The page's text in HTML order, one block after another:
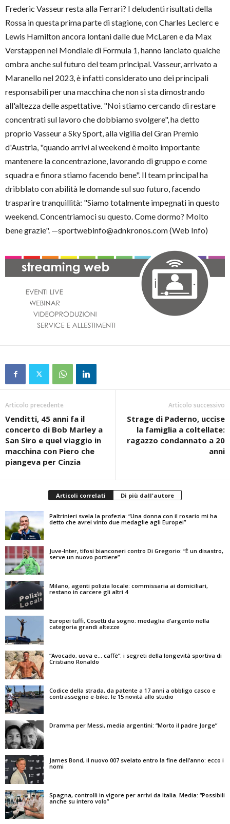
Frederic Vasseur resta alla Ferrari? I deludenti risultati della
Rossa in questa prima parte di stagione, con Charles Leclerc e
Lewis Hamilton ancora lontani dalle due McLaren e da Max
Verstappen nel Mondiale di Formula 1, hanno lanciato qualche
ombra anche sul futuro del team principal. Vasseur, arrivato a
Maranello nel 2023, è infatti considerato uno dei principali
responsabili per una macchina che non si sta dimostrando
all'altezza delle aspettative. "Noi stiamo cercando di restare
concentrati sul lavoro che dobbiamo svolgere", ha detto
proprio Vasseur a Sky Sport, alla vigilia del Gran Premio
d'Austria, "quando arrivi al weekend è molto importante
mantenere la concentrazione, lavorando di gruppo e come
squadra e finora stiamo facendo bene". Il team principal ha
dribblato con abilità le domande sul suo futuro, facendo
trasparire tranquillità: "Siamo totalmente impegnati in questo
weekend. Concentriamoci su questo. Come dormo? Molto
bene grazie". —sportwebinfo@adnkronos.com (Web Info)
Articolo precedente
Venditti, 45 anni fa il
concerto di Bob Marley a
San Siro e quel viaggio in
macchina con Piero che
piangeva per Cinzia
Articolo successivo
Strage di Paderno, uccise
la famiglia a coltellate:
ragazzo condannato a 20
anni
Articoli correlati Di più dall'autore
Paltrinieri svela la profezia: “Una donna con il rosario mi ha
detto che avrei vinto due medaglie agli Europei”
Juve-Inter, tifosi bianconeri contro Di Gregorio: “È un disastro,
serve un nuovo portiere”
Milano, agenti polizia locale: commissaria ai domiciliari,
restano in carcere gli altri 4
Europei tuffi, Cosetti da sogno: medaglia d’argento nella
categoria grandi altezze
“Avocado, uova e… caffè”: i segreti della longevità sportiva di
Cristiano Ronaldo
Codice della strada, da patente a 17 anni a obbligo casco e
contrassegno e-bike: le 15 novità allo studio
Dramma per Messi, media argentini: “Morto il padre Jorge”
James Bond, il nuovo 007 svelato entro la fine dell’anno: ecco i
nomi
Spagna, controlli in vigore per arrivi da Italia. Media: “Possibili
anche su intero volo”